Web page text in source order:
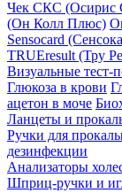
Чек СКС (Осирис
(Он Колл Плюс)
Sensocard
TRUEresult (Тру
Визуальные тест-
Глюкоза в крови
ацетон в моче
Ланцеты и
Ручки для
дезинфекции
Анализаторы
Шприц-ручки и